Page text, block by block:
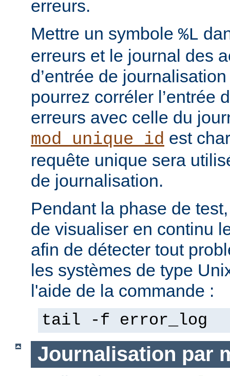
erreurs.
Mettre un symbole %L
erreurs et le journal des
d’entrée de
pourrez corréler l’entrée
erreurs avec celle du
mod_unique_id est
requête unique sera
de journalisation.
Pendant la phase de
de visualiser en continu
afin de détecter tout
les systèmes de type
l'aide de la commande :
tail -f error_log
Journalisation par